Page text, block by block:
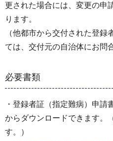
更された場合には、変更の申
ります。
（他都市から交付された登
ては、交付元の自治体にお問
必要書類
・登録者証（指定難病）申
からダウンロードできます。
す。）